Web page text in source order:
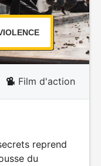
Film d'action
reprend
du